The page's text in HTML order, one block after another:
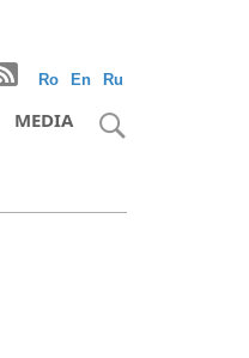
Ro En Ru
MEDIA